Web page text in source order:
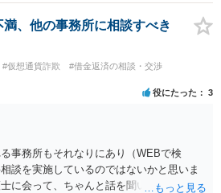
はその処理のため必要な裁判所における
、弁護士等又は裁判所から書面によりそ
いて、正当な理由がないのに、債務者等
送達し、若しくはファクシミリ装置を用
法により、当該債務を弁済することを要
ら直接要求しないよう求められたにもか
督官庁に行政処分を求める、裁判所に仮
れば警察に通報などの対応が考えられま
、他の事務所に相談すべき
#仮想通貨詐欺
#借金返済の相談・交渉
役にたった 3
事務所もそれなりにあり（WEBで検
談を実施しているのではないかと思いま
に会って、ちゃんと話を聞いてくれる